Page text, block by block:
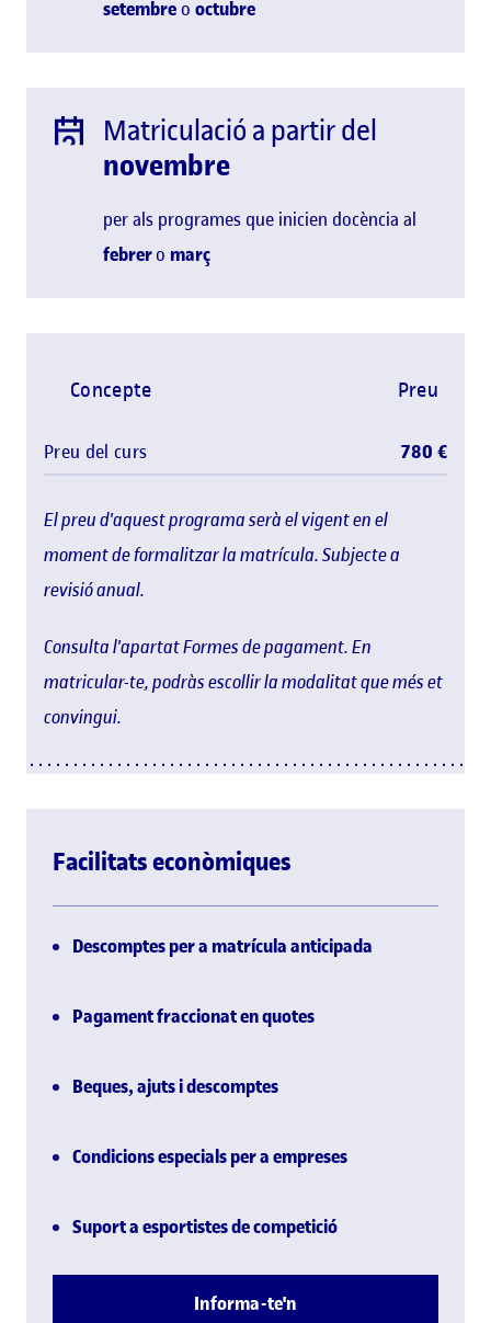
setembreo octubre
Matriculació a partir del
novembre
per als programes que inicien docència al
febrero març
El preu d'aquest programa serà el vigent en el
moment de formalitzar la matrícula. Subjecte a
revisió anual.
Consulta l'apartat Formes de pagament. En
matricular-te, podràs escollir la modalitat que més et
convingui.
Concepte Preu
Preu del curs 780 €
Facilitats econòmiques
Descomptes per a matrícula anticipada
Pagament fraccionat en quotes
Beques, ajuts i descomptes
Condicions especials per a empreses
Suport a esportistes de competició
Informa-te'n